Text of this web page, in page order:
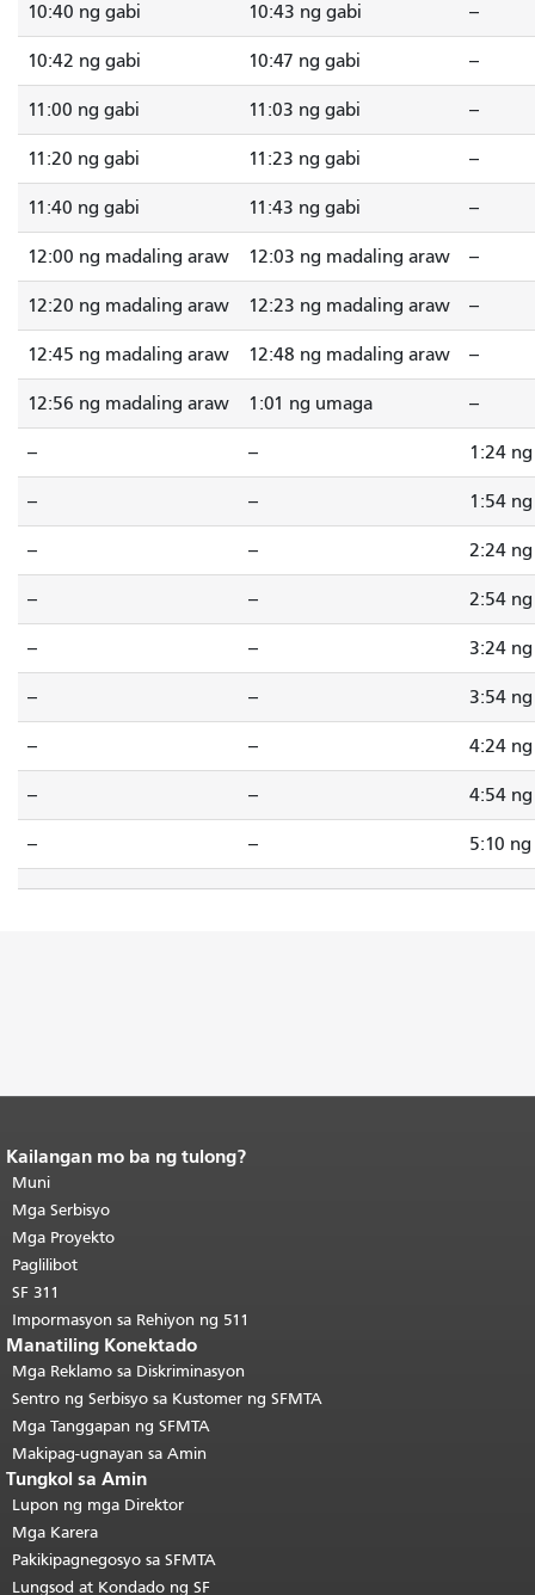
10:40 ng gabi 10:43 ng gabi --
10:42 ng gabi 10:47 ng gabi --
11:00 ng gabi 11:03 ng gabi --
11:20 ng gabi 11:23 ng gabi --
11:40 ng gabi 11:43 ng gabi --
12:00 ng madaling araw 12:03 ng madaling araw --
12:20 ng madaling araw 12:23 ng madaling araw --
12:45 ng madaling araw 12:48 ng madaling araw --
12:56 ng madaling araw 1:01 ng umaga --
-- -- 1:24
-- -- 1:54
-- -- 2:24
-- -- 2:54
-- -- 3:24
-- -- 3:54
-- -- 4:24
-- -- 4:54
-- -- 5:10
Katapusan ng nilalaman ng
pahina.
pahinang ito ay nauulit sa bawat
pahina.Bumalik sa tuktok ng
pangunahing nilalaman
Kailangan mo ba ng tulong?
Muni
Mga Serbisyo
Mga Proyekto
Paglilibot
SF 311
Impormasyon sa Rehiyon ng 511
Manatiling Konektado
Mga Reklamo sa Diskriminasyon
Sentro ng Serbisyo sa Kustomer ng SFMTA
Mga Tanggapan ng SFMTA
Makipag-ugnayan sa Amin
Tungkol sa Amin
Lupon ng mga Direktor
Mga Karera
Pakikipagnegosyo sa SFMTA
Lungsod at Kondado ng SF